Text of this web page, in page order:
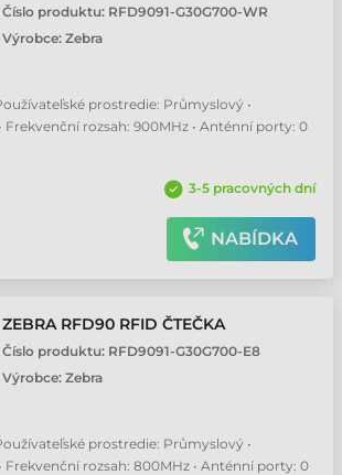
Číslo produktu: RFD9091-G30G700-WR
Výrobce: Zebra
prostredie: Průmyslový •
Frekvenční rozsah: 900MHz • Anténní porty: 0
3-5 pracovných dní
NABÍDKA
ZEBRA RFD90 RFID ČTEČKA
Číslo produktu: RFD9091-G30G700-E8
Výrobce: Zebra
prostredie: Průmyslový •
Frekvenční rozsah: 800MHz • Anténní porty: 0